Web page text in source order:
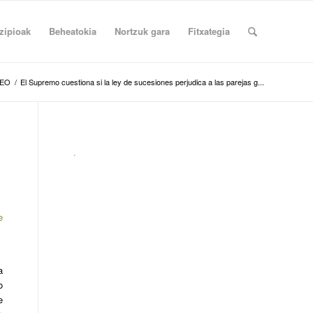
Beheatokia Nortzuk gara Fitxategia
/ El Supremo cuestiona si la ley de sucesiones perjudica a las parejas g...
.